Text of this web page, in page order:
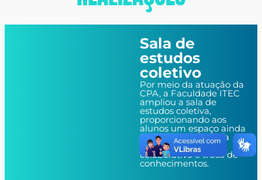
Sala de
estudos
coletivo
Por meio da atuação da
CPA, a Faculdade ITEC
ampliou a sala de
estudos coletiva,
proporcionando aos
alunos um espaço ainda
mais adequado para
aprendizado
colaborativo e troca de
conhecimentos.